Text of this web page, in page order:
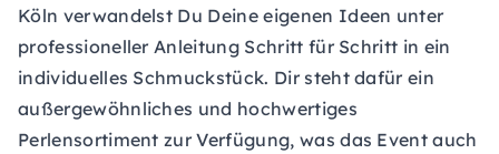
Köln verwandelst Du Deine eigenen Ideen unter
professioneller Anleitung Schritt für Schritt in ein
individuelles Schmuckstück. Dir steht dafür ein
außergewöhnliches und hochwertiges
Perlensortiment zur Verfügung, was das Event auch